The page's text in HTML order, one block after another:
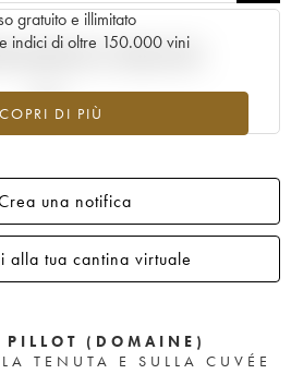
gratuito e illimitato
indici di oltre 150.000 vini
DI PIÙ
quotazione in tempo reale
una notifica
alla tua cantina virtuale
PILLOT (DOMAINE)
TENUTA E SULLA CUVÉE